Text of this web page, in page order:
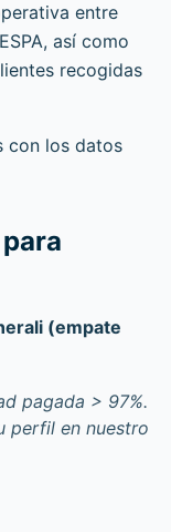
entre
así como
recogidas
con los datos
(empate
pagada > 97%.
perfil en nuestro